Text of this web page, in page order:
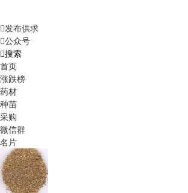
发布供求
公众号
搜索
首页
涨跌榜
药材
种苗
采购
微信群
名片